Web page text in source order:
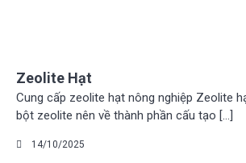
Zeolite Hạt
Cung cấp zeolite hạt nông nghiệp Zeolite
bột zeolite nên về thành phần cấu tạo […]
14/10/2025